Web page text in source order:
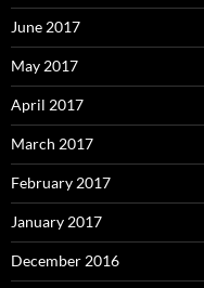
June 2017
May 2017
April 2017
March 2017
February 2017
January 2017
December 2016